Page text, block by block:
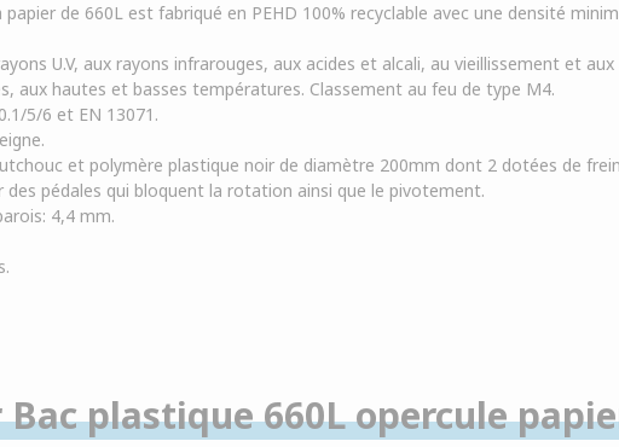
papier de 660L est fabriqué en PEHD 100% recyclable avec une densité
U.V, aux rayons infrarouges, aux acides et alcali, au vieillissement et
aux hautes et basses températures. Classement au feu de type M4.
5/6 et EN 13071.
et polymère plastique noir de diamètre 200mm dont 2 dotées de
des pédales qui bloquent la rotation ainsi que le pivotement.
4,4 mm.
Bac plastique 660L opercule